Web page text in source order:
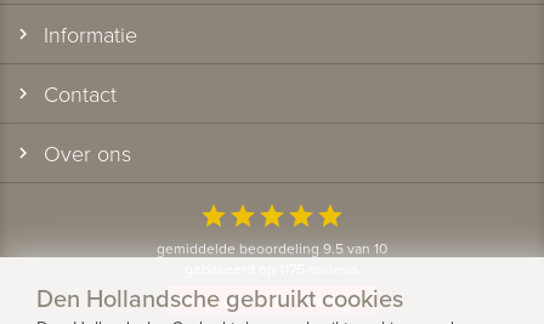
Informatie
Contact
Over ons
starstarstarstarstar
gemiddelde beoordeling 9.5 van 10
Bekijk alle klantervaringen
Den Hollandsche gebruikt cookies